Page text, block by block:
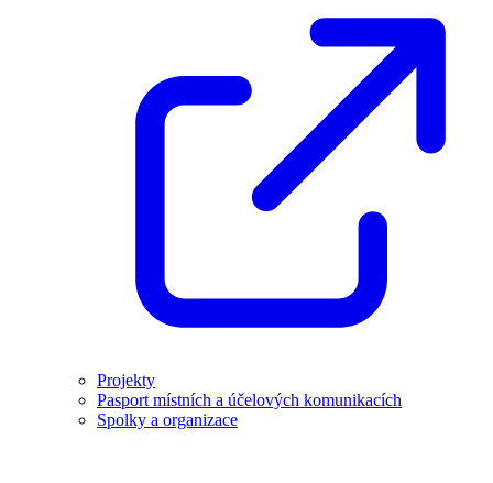
Projekty
Pasport místních a účelových komunikacích
Spolky a organizace